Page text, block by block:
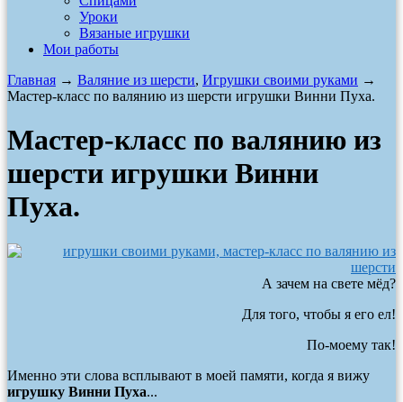
Уроки
Вязаные игрушки
Мои работы
Главная → Валяние из шерсти, Игрушки своими руками →
Мастер-класс по валянию из шерсти игрушки Винни Пуха.
Мастер-класс по валянию из
шерсти игрушки Винни
Пуха.
А зачем на свете мёд?
Для того, чтобы я его ел!
По-моему так!
Именно эти слова всплывают в моей памяти, когда я вижу
игрушку Винни Пуха...